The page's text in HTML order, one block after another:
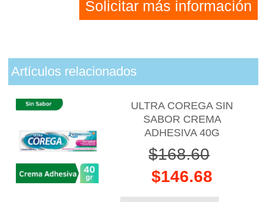
Solicitar más información
Artículos relacionados
ULTRA COREGA SIN
SABOR CREMA
ADHESIVA 40G
$168.60
$146.68